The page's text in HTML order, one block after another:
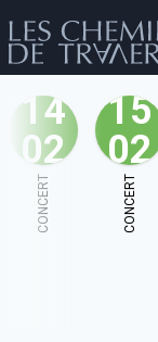
agenda
14
02
CONCERT
15
02
CONCERT